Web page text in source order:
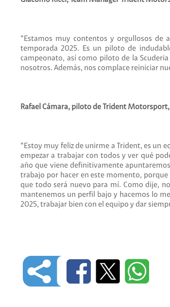
“Estamos muy contentos y orgullosos de
temporada 2025. Es un piloto de
campeonato, así como piloto de la
nosotros. Además, nos complace reiniciar
Rafael Cámara, piloto de Trident Motorsport,
“Estoy muy feliz de unirme a Trident, es un
empezar a trabajar con todos y ver qué
año que viene definitivamente
trabajo por hacer en este momento,
que todo será nuevo para mí. Como dije,
mantenemos un perfil bajo y hacemos lo
2025, trabajar bien con el equipo y dar